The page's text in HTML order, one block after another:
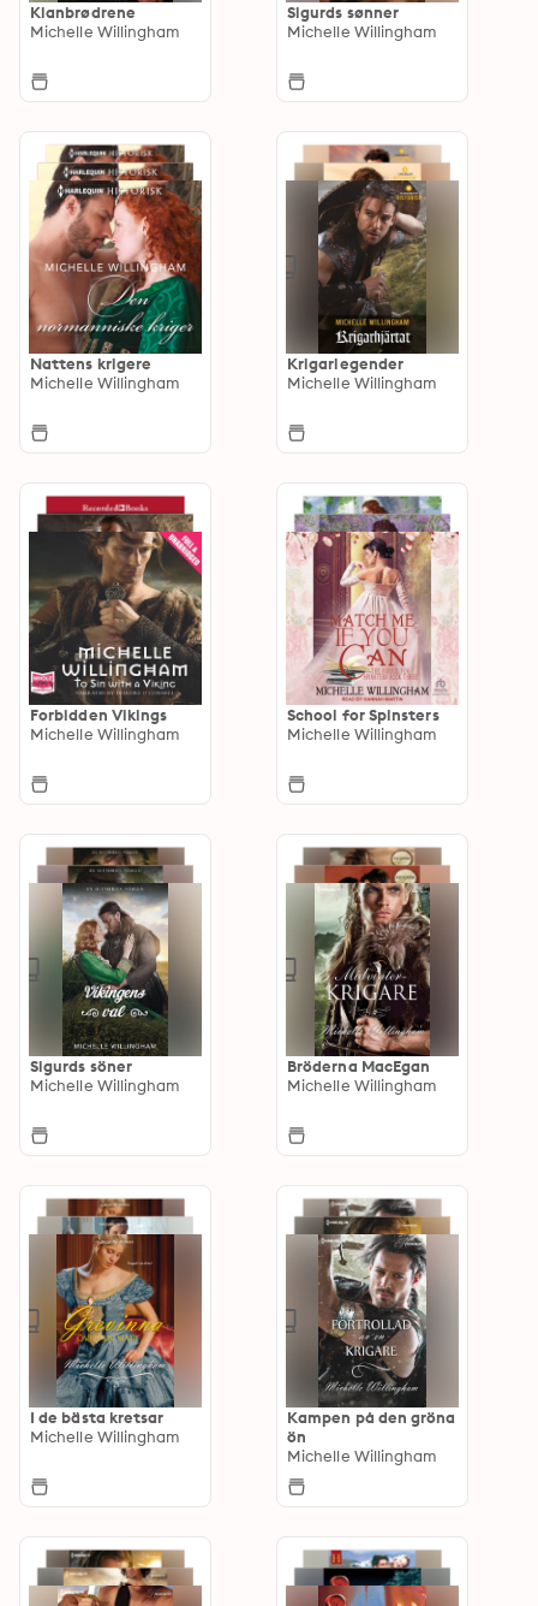
Klanbrødrene
Michelle Willingham
Sigurds sønner
Michelle Willingham
Nattens krigere
Michelle Willingham
Krigarlegender
Michelle Willingham
Forbidden Vikings
Michelle Willingham
School for Spinsters
Michelle Willingham
Sigurds söner
Michelle Willingham
Bröderna MacEgan
Michelle Willingham
I de bästa kretsar
Michelle Willingham
Kampen på den gröna
ön
Michelle Willingham